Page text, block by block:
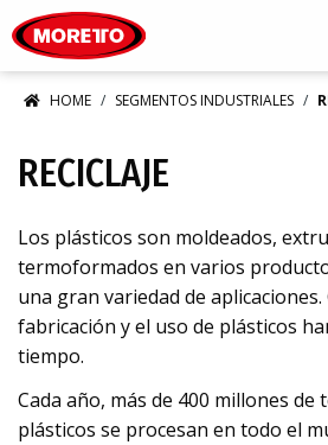
HOME SEGMENTOS INDUSTRIALES
RECICLAJE
Los plásticos son moldeados,
termoformados en varios
una gran variedad de
fabricación y el uso de plásticos
tiempo.
Cada año, más de 400 millones de
plásticos se procesan en todo el